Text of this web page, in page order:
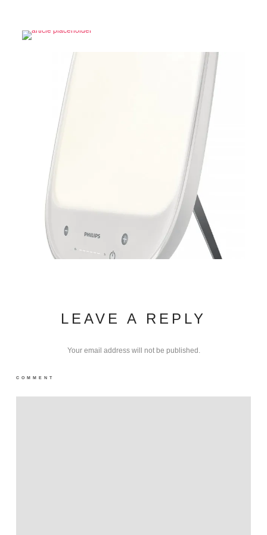
LEAVE A REPLY
Your email address will not be published.
COMMENT